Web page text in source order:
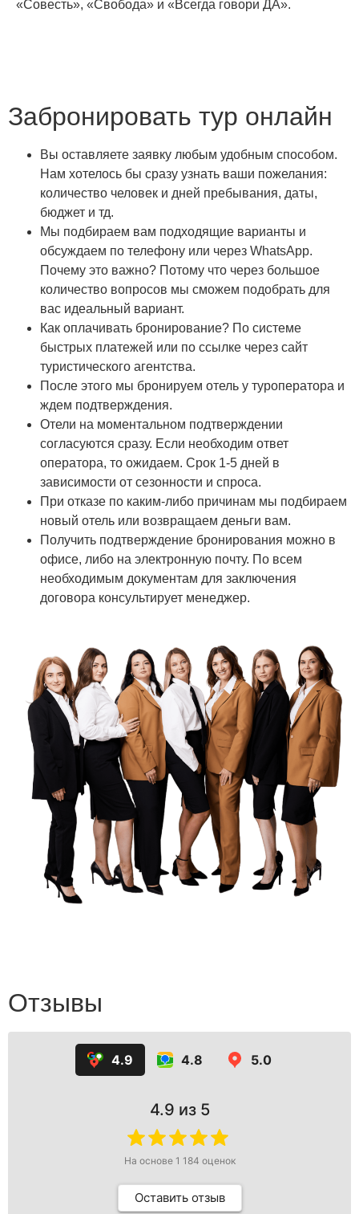
«Совесть», «Свобода» и «Всегда говори ДА».
Забронировать тур онлайн
Вы оставляете заявку любым удобным способом.
Нам хотелось бы сразу узнать ваши пожелания:
количество человек и дней пребывания, даты,
бюджет и тд.
Мы подбираем вам подходящие варианты и
обсуждаем по телефону или через WhatsApp.
Почему это важно? Потому что через большое
количество вопросов мы сможем подобрать для
вас идеальный вариант.
Как оплачивать бронирование? По системе
быстрых платежей или по ссылке через сайт
туристического агентства.
После этого мы бронируем отель у туроператора и
ждем подтверждения.
Отели на моментальном подтверждении
согласуются сразу. Если необходим ответ
оператора, то ожидаем. Срок 1-5 дней в
зависимости от сезонности и спроса.
При отказе по каким-либо причинам мы подбираем
новый отель или возвращаем деньги вам.
Получить подтверждение бронирования можно в
офисе, либо на электронную почту. По всем
необходимым документам для заключения
договора консультирует менеджер.
Отзывы
4.9 4.8 5.0
4.9 из 5
На основе 1 184 оценок
Оставить отзыв